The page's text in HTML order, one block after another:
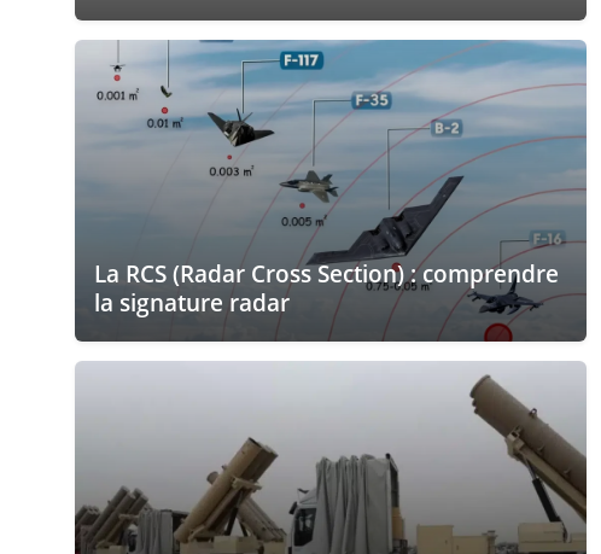
La RCS (Radar Cross Section) : comprendre
la signature radar